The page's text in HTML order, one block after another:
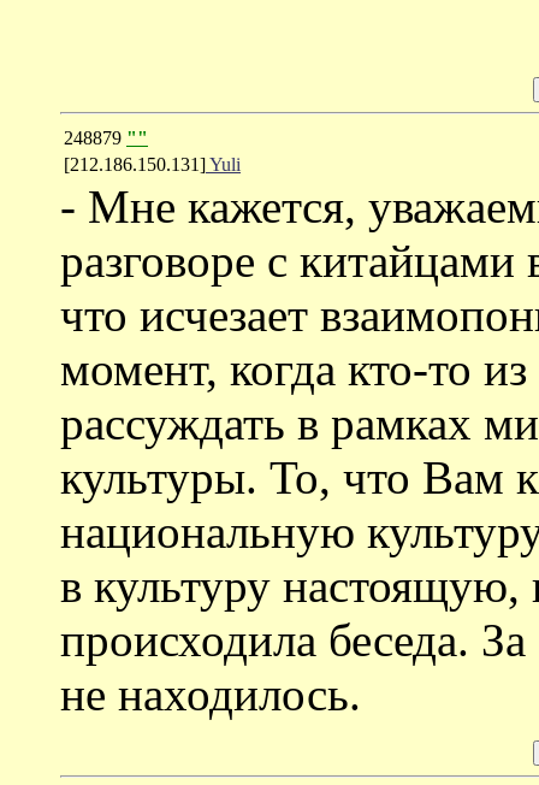
248879 ""
[212.186.150.131]Yuli
- Мне кажется,
разговоре с китайцами
что исчезает
момент, когда кто-то
рассуждать в рамках
культуры. То, что Вам
национальную
в культуру настоящую,
происходила беседа.
не находилось.